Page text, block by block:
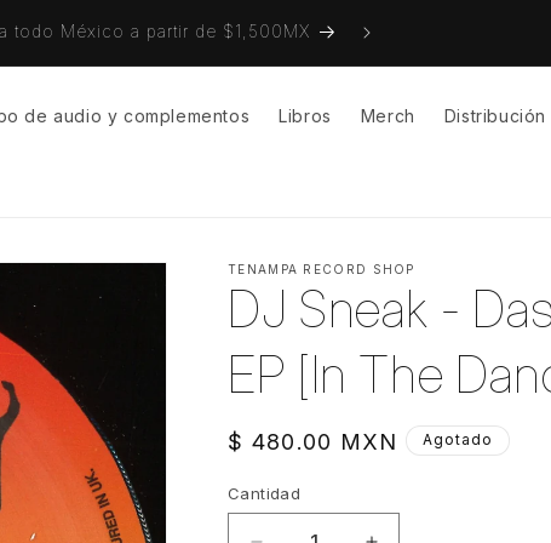
todo México a partir de $1,500MX
de audio y complementos Libros Merch Distribución
TENAMPA RECORD SHOP
DJ Sneak -
EP [In The
Precio
$ 480.00 MXN Agotado
Cantidad
Cantidad